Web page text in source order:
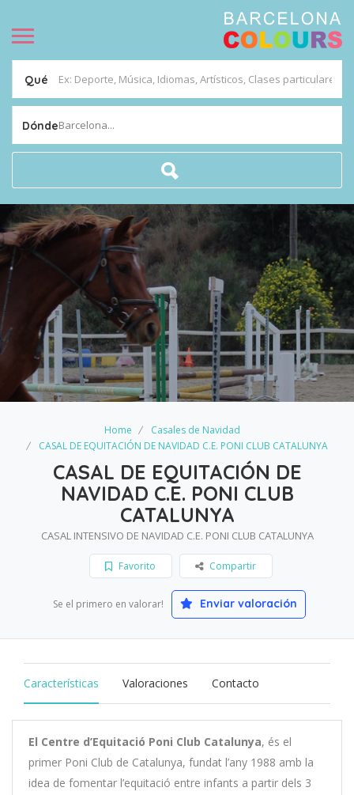
Qué
DóndeBarcelona...
Home
Casales de Navidad
CASAL DE EQUITACIÓN DE NAVIDAD C.E. PONI CLUB CATALUNYA
CASAL DE EQUITACIÓN DE
NAVIDAD C.E. PONI CLUB
CATALUNYA
CASAL INTENSIVO DE NAVIDAD C.E. PONI CLUB CATALUNYA
Favorito Compartir
Se el primero en valorar! Enviar valoración
Características Valoraciones Contacto
El Centre d’Equitació Poni Club Catalunya, és el
primer Poni Club de Catalunya, fundat l’any 1988 amb la
idea de fomentar l’equitació entre infants a partir dels 3